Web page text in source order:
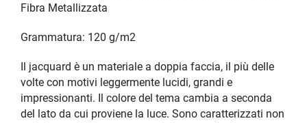
Fibra Metallizzata
Grammatura: 120 g/m2
Il jacquard è un materiale a doppia faccia, il più delle
volte con motivi leggermente lucidi, grandi e
impressionanti. Il colore del tema cambia a seconda
del lato da cui proviene la luce. Sono caratterizzati non